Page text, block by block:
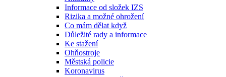
Informace od složek IZS
Rizika a možné ohrožení
Co mám dělat když
Důležité rady a informace
Ke stažení
Ohňostroje
Městská policie
Koronavirus